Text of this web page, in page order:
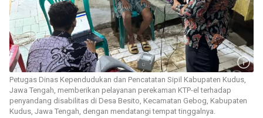
Petugas Dinas Kependudukan dan Pencatatan Sipil Kabupaten Kudus,
Jawa Tengah, memberikan pelayanan perekaman KTP-el terhadap
penyandang disabilitas di Desa Besito, Kecamatan Gebog, Kabupaten
Kudus, Jawa Tengah, dengan mendatangi tempat tinggalnya.